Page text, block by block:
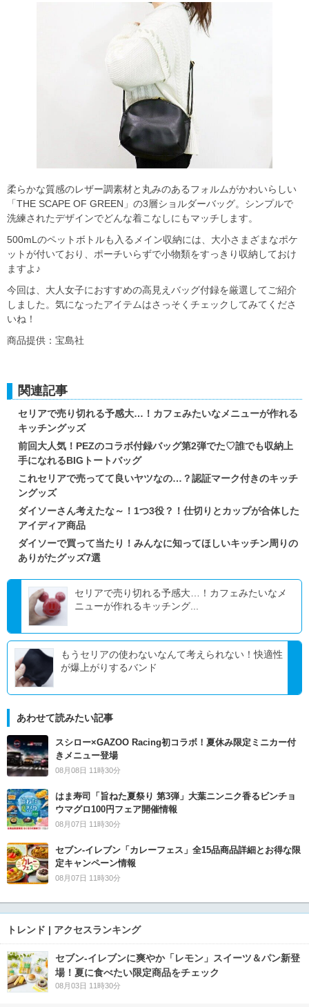
柔らかな質感のレザー調素材と丸みのあるフォルムがかわいらしい
「THE SCAPE OF GREEN」の3層ショルダーバッグ。シンプルで
洗練されたデザインでどんな着こなしにもマッチします。
500mLのペットボトルも入るメイン収納には、大小さまざまなポケ
ットが付いており、ポーチいらずで小物類をすっきり収納しておけ
ますよ♪
今回は、大人女子におすすめの高見えバッグ付録を厳選してご紹介
しました。気になったアイテムはさっそくチェックしてみてくださ
いね！
商品提供：宝島社
関連記事
セリアで売り切れる予感大…！カフェみたいなメニューが作れる
キッチングッズ
前回大人気！PEZのコラボ付録バッグ第2弾でた♡誰でも収納上
手になれるBIGトートバッグ
これセリアで売ってて良いヤツなの…？認証マーク付きのキッチ
ングッズ
ダイソーさん考えたな～！1つ3役？！仕切りとカップが合体した
アイディア商品
ダイソーで買って当たり！みんなに知ってほしいキッチン周りの
ありがたグッズ7選
セリアで売り切れる予感大…！カフェみたいなメ
ニューが作れるキッチング...
もうセリアの使わないなんて考えられない！快適性
が爆上がりするバンド
あわせて読みたい記事
スシロー×GAZOO Racing初コラボ！夏休み限定ミニカー付
きメニュー登場
08月08日 11時30分
はま寿司「旨ねた夏祭り 第3弾」大葉ニンニク香るビンチョ
ウマグロ100円フェア開催情報
08月07日 11時30分
セブン‐イレブン「カレーフェス」全15品商品詳細とお得な限
定キャンペーン情報
08月07日 11時30分
トレンド | アクセスランキング
セブン‐イレブンに爽やか「レモン」スイーツ＆パン新登
場！夏に食べたい限定商品をチェック
08月03日 11時30分